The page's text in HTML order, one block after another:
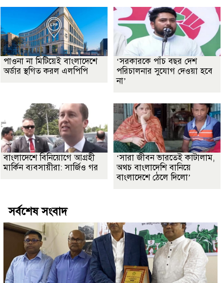
পাওনা না মিটিয়েই বাংলাদেশে
অর্ডার স্থগিত করল এলপিপি
‘সরকারকে পাঁচ বছর দেশ
পরিচালনার সুযোগ দেওয়া হবে
না’
বাংলাদেশে বিনিয়োগে আগ্রহী
মার্কিন ব্যবসায়ীরা: সার্জিও গর
‘সারা জীবন ভারতেই কাটালাম,
অথচ বাংলাদেশি বানিয়ে
বাংলাদেশে ঠেলে দিলো’
সর্বশেষ সংবাদ